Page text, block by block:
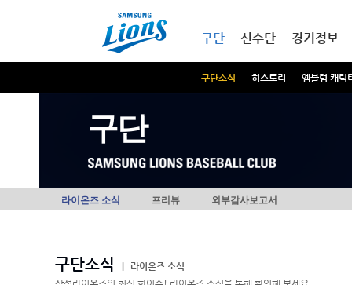
구단
구단소식 히스토리 엠블럼 캐릭
선수단 경기정보
구단
라이온즈 소식 프리뷰 외부감사보고서
구단소식
라이온즈 소식